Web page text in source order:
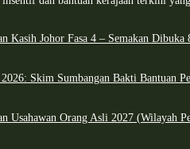
Kasih Johor Fasa 4 – Semakan
Skim Sumbangan Bakti Bantuan
Usahawan Orang Asli 2027 (Wilayah